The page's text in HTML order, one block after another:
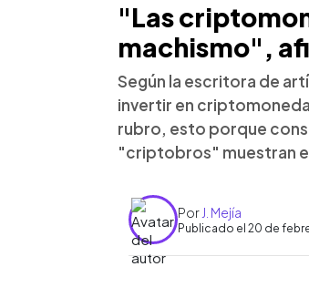
"Las
machismo",
Según la escritora de
invertir en
rubro, esto porque
"criptobros" muestran
Por J. Mejía
Publicado el 20 de